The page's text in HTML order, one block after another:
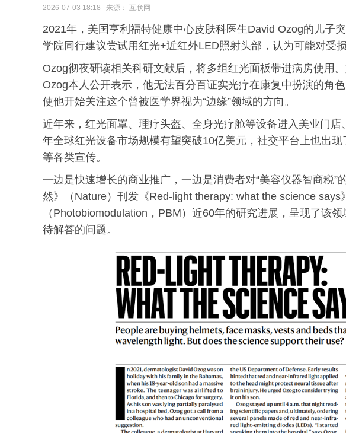
2026-07-03 18:18 来源： 互联网
2021年，美国亨利福特健康中心皮肤科医生David Ozog的儿子
学院同行建议尝试用红光+近红外LED照射头部，认为可能对受
Ozog彻夜研读相关科研文献后，将多组红光面板带进病房使用
Ozog本人公开表示，他无法百分百证实光疗在康复中扮演的角
使他开始关注这个曾被医学界视为“边缘”领域的方向。
近年来，红光面罩、理疗头盔、全身光疗舱等设备进入美业门
年全球红光设备市场规模有望突破10亿美元，社交平台上也出
等各类宣传。
一边是快速增长的商业推广，一边是消费者对“美容仪器智商税”
然》（Nature）刊发《Red-light therapy: what the science
（Photobiomodulation，PBM）近60年的研究进展，呈现了该
待解答的问题。